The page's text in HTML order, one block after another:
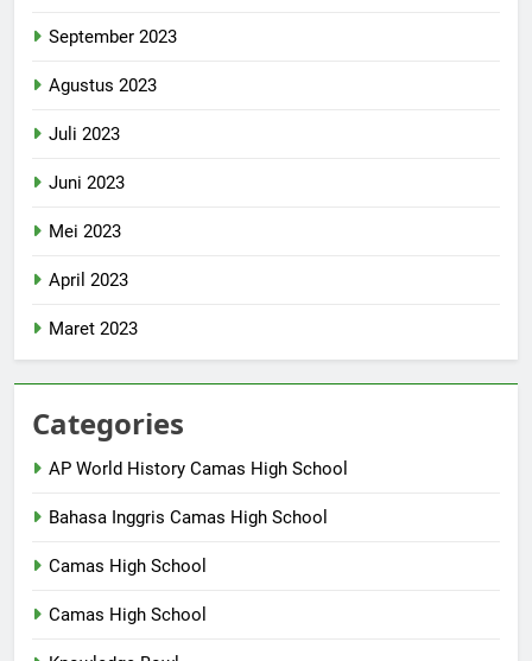
September 2023
Agustus 2023
Juli 2023
Juni 2023
Mei 2023
April 2023
Maret 2023
Categories
AP World History Camas High School
Bahasa Inggris Camas High School
Camas High School
Camas High School